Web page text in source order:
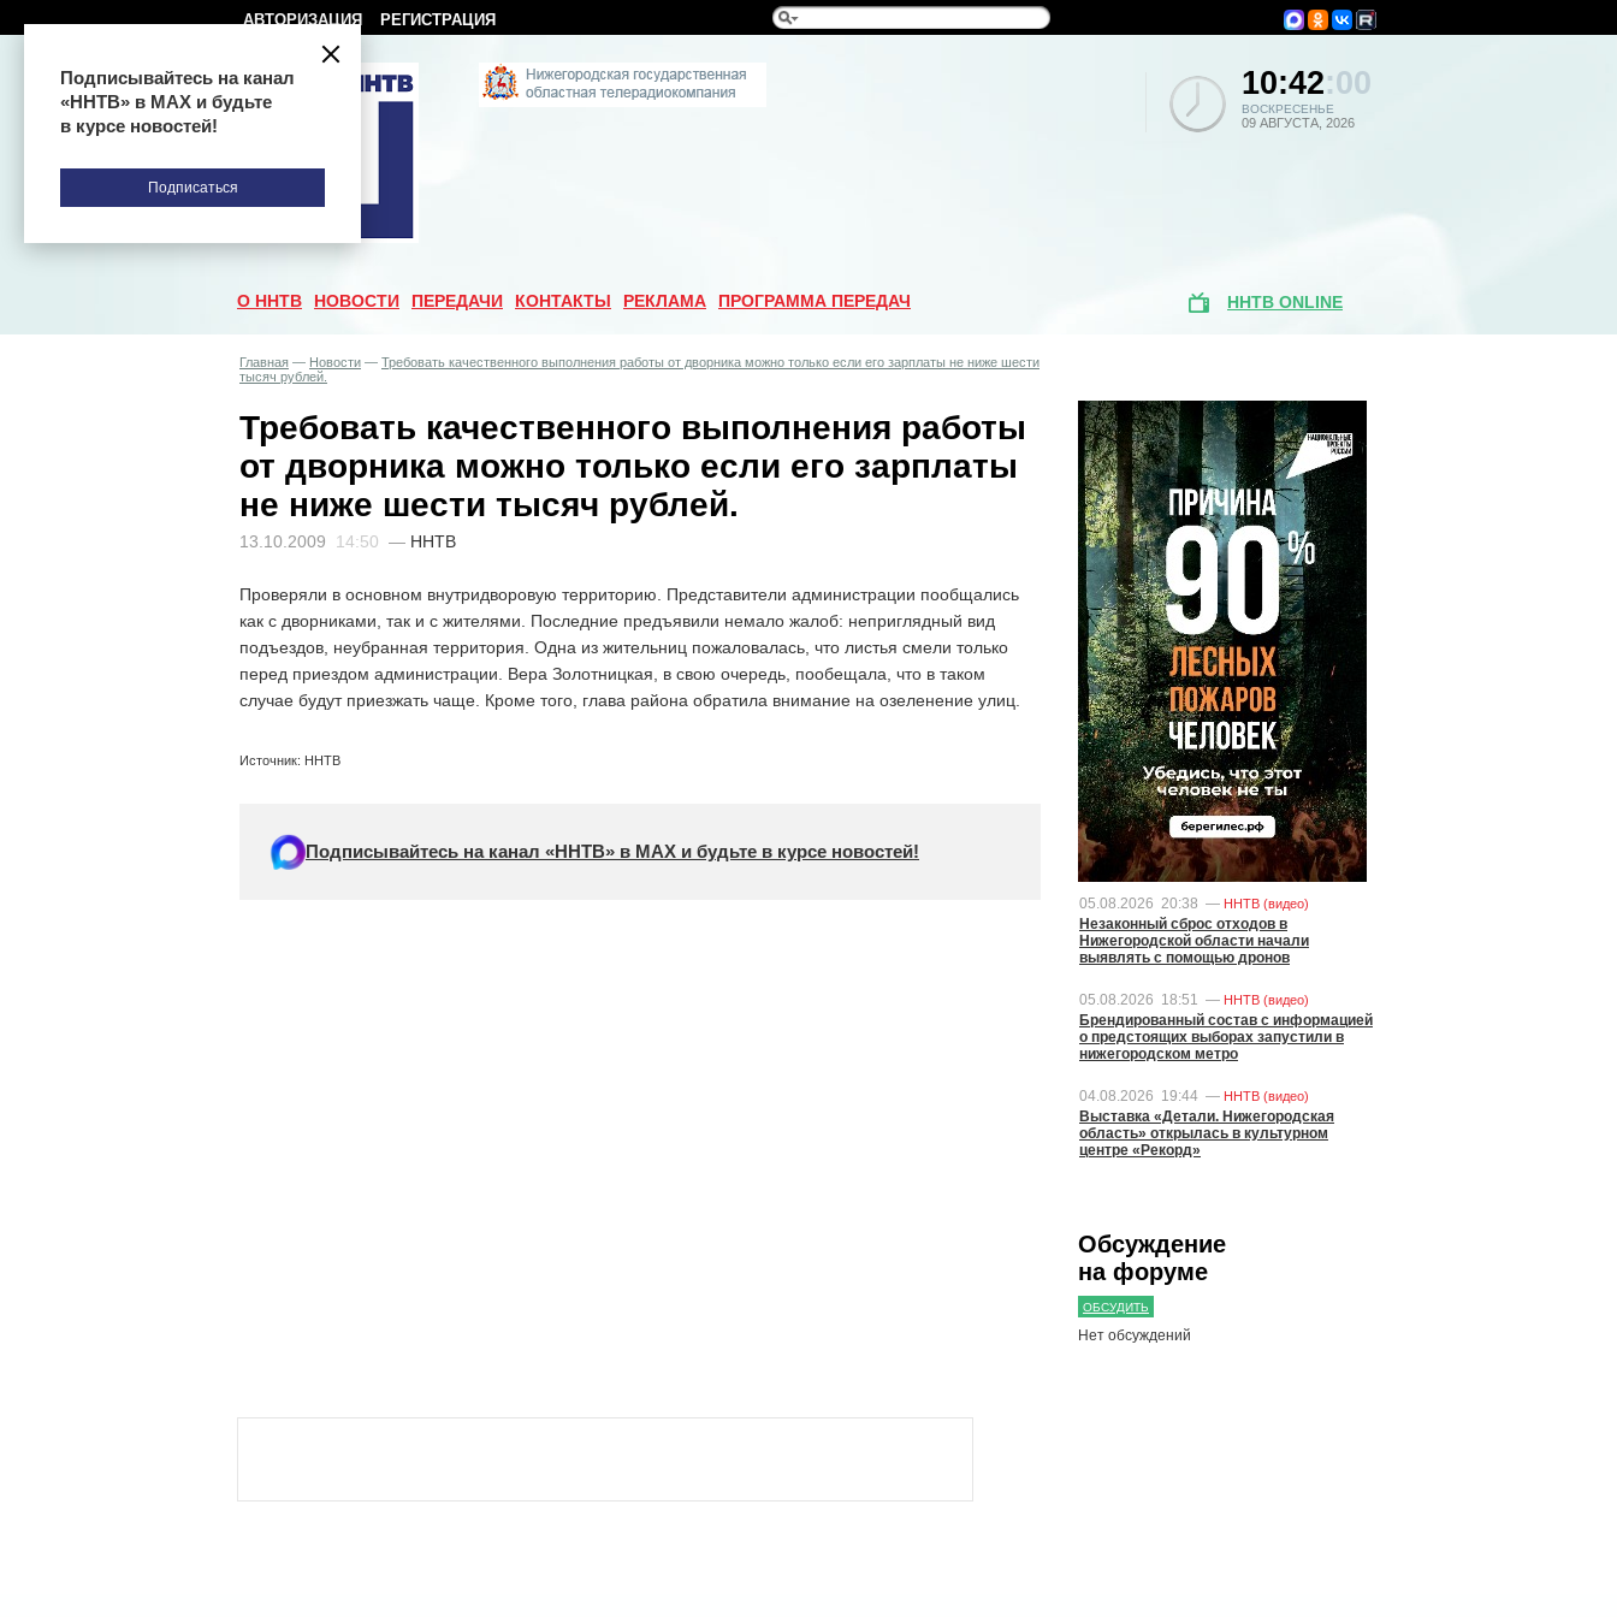
АВТОРИЗАЦИЯ РЕГИСТРАЦИЯ
10:42:00
ВОСКРЕСЕНЬЕ
09 АВГУСТА, 2026
О ННТВ НОВОСТИ ПЕРЕДАЧИ КОНТАКТЫ РЕКЛАМА ПРОГРАММА ПЕРЕДАЧ ННТВ ONLINE
Главная — Новости — Требовать качественного выполнения работы от дворника можно только если его зарплаты не ниже шести
тысяч рублей.
Требовать качественного выполнения работы
от дворника можно только если его зарплаты
не ниже шести тысяч рублей.
13.10.2009 14:50 — ННТВ
Проверяли в основном внутридворовую территорию. Представители администрации пообщались
как с дворниками, так и с жителями. Последние предъявили немало жалоб: неприглядный вид
подъездов, неубранная территория. Одна из жительниц пожаловалась, что листья смели только
перед приездом администрации. Вера Золотницкая, в свою очередь, пообещала, что в таком
случае будут приезжать чаще. Кроме того, глава района обратила внимание на озеленение улиц.
Источник: ННТВ
Подписывайтесь на канал «ННТВ» в МАХ и будьте в курсе новостей!
05.08.2026 20:38 — ННТВ (видео)
Незаконный сброс отходов в
Нижегородской области начали
выявлять с помощью дронов
05.08.2026 18:51 — ННТВ (видео)
Брендированный состав с информацией
о предстоящих выборах запустили в
нижегородском метро
04.08.2026 19:44 — ННТВ (видео)
Выставка «Детали. Нижегородская
область» открылась в культурном
центре «Рекорд»
Обсуждение
на форуме
ОБСУДИТЬ
Нет обсуждений
Подписывайтесь на канал
«ННТВ» в МАХ и будьте
в курсе новостей!
Подписаться